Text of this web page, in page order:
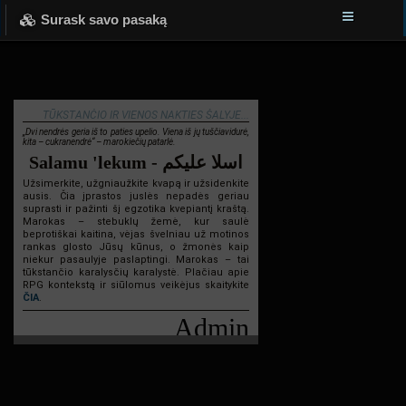
Surask savo pasaką
TŪKSTANČIO IR VIENOS NAKTIES ŠALYJE...
„Dvi nendrės geria iš to paties upelio. Viena iš jų tuščiavidurė,
kita – cukranendrė“ – marokiečių patarlė.
Salamu 'lekum - اسلا عليكم
Užsimerkite, užgniaužkite kvapą ir užsidenkite
ausis. Čia įprastos juslės nepadės geriau
suprasti ir pažinti šį egzotika kvepiantį kraštą.
Marokas – stebuklų žemė, kur saulė
beprotiškai kaitina, vėjas švelniau už motinos
rankas glosto Jūsų kūnus, o žmonės kaip
niekur pasaulyje paslaptingi. Marokas – tai
tūkstančio karalysčių karalystė. Plačiau apie
RPG kontekstą ir siūlomus veikėjus skaitykite
ČIA.
Admin